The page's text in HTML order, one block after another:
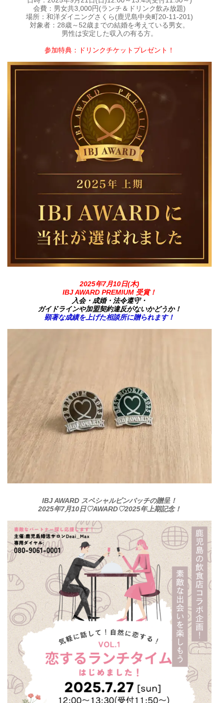
会費：男女共3,000円(ランチ＆ドリンク飲み放題)
場所：和洋ダイニングさくら(鹿児島中央町20-11-201)
対象者：28歳～52歳までの結婚を考えている男女。
男性は安定した収入の有る方。
参加特典：ドリンクチケットプレゼント！
2025年7月10日(木)
IBJ AWARD PREMIUM 受賞！
入会・成婚・法令遵守・
ガイドラインや加盟契約違反がないかどうか！
顕著な成績を上げた相談所に贈られます！
IBJ AWARD スペシャルピンバッチの贈呈！
2025年7月10日♡AWARD♡2025年上期記念！